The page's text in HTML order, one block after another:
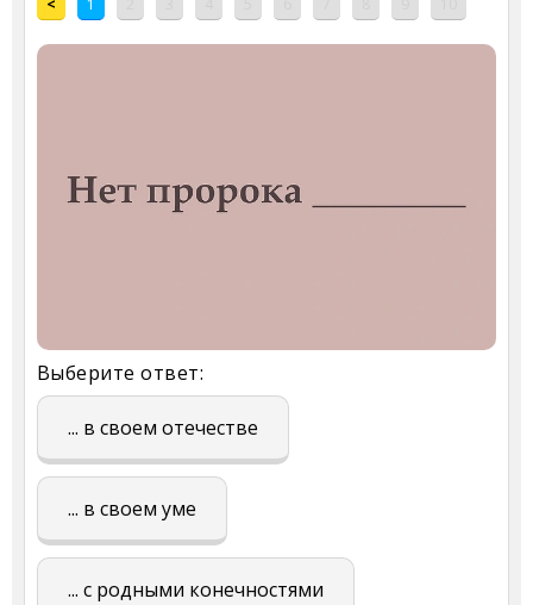
< 1
Выберите ответ:
... в своем отечестве
... в своем уме
... с родными конечностями